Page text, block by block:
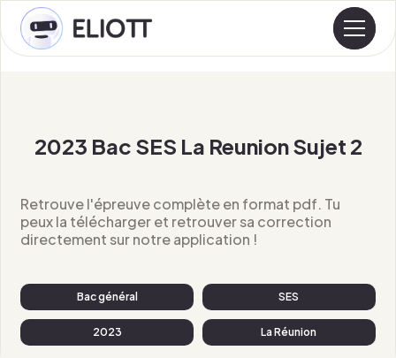
2023 Bac SES La Reunion Sujet 2
Retrouve l'épreuve complète en format pdf. Tu
peux la télécharger et retrouver sa correction
directement sur notre application !
Bac général SES
2023 La Réunion